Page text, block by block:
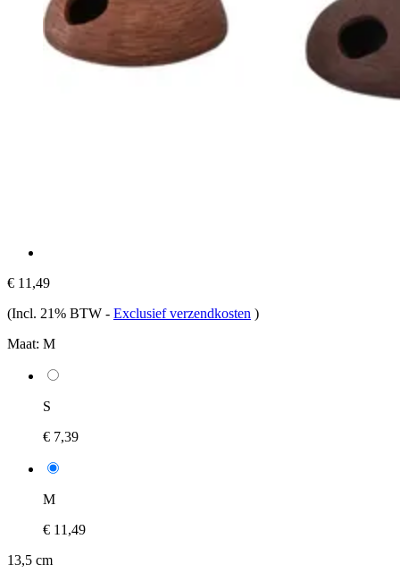
€ 11,49
(Incl. 21% BTW - Exclusief verzendkosten )
Maat: M
S
€ 7,39
M
€ 11,49
13,5 cm